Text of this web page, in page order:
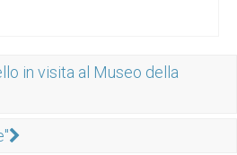
in visita al Museo della